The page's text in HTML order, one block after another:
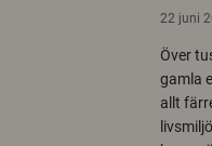
22 juni
Över
gamla
allt